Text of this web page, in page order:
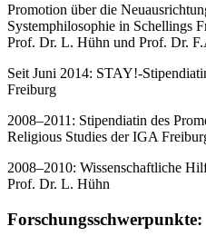
Promotion über die
Systemphilosophie in Schellings
Prof. Dr. L. Hühn und Prof. Dr.
Seit Juni 2014: STAY!-
Freiburg
2008–2011: Stipendiatin des
Religious Studies der IGA
2008–2010: Wissenschaftliche
Prof. Dr. L. Hühn
Forschungsschwerpunkte: